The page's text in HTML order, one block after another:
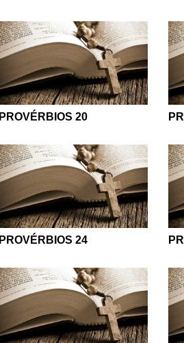
PROVÉRBIOS 20
PROVÉRBIOS 24